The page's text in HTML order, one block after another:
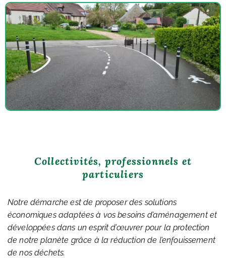
Collectivités, professionnels et
particuliers
Notre démarche est de proposer des solutions
économiques adaptéesà vos besoins d’aménagement et
développées dans un esprit d’œuvrer pour la protection
de notre planète grâce à la réduction de l’enfouissement
de nos déchets.